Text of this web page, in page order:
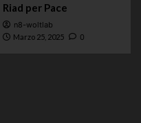
Riad per Pace
n8-woltlab
Marzo 25, 2025 0